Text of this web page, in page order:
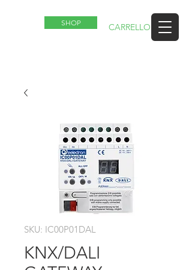
SHOP CARRELLO
SKU: IC00P01DAL
KNX/DALI